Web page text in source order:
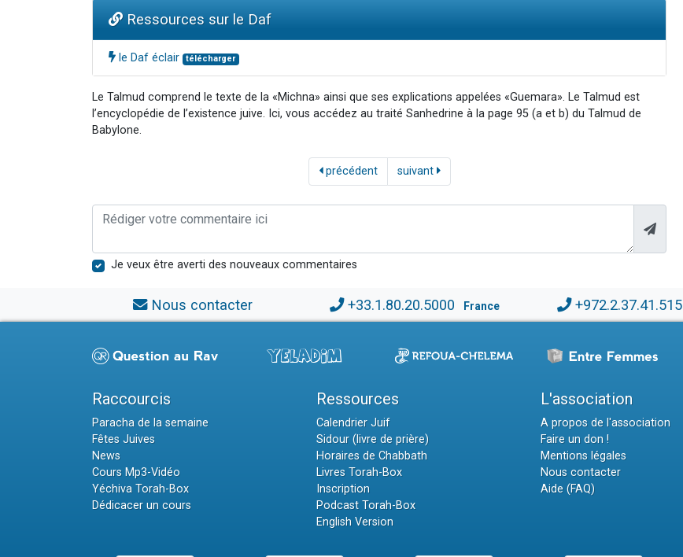
Ressources sur le Daf
le Daf éclair télécharger
Le Talmud comprend le texte de la «Michna» ainsi que ses explications appelées «Guemara». Le Talmud est
l’encyclopédie de l’existence juive. Ici, vous accédez au traité Sanhedrine à la page 95 (a et b) du Talmud de
Babylone.
précédent suivant
Je veux être averti des nouveaux commentaires
Nous contacter +33.1.80.20.5000 France +972.2.37.41.515
Raccourcis
Paracha de la semaine
Fêtes Juives
News
Cours Mp3-Vidéo
Yéchiva Torah-Box
Dédicacer un cours
Ressources
Calendrier Juif
Sidour (livre de prière)
Horaires de Chabbath
Livres Torah-Box
Inscription
Podcast Torah-Box
English Version
L'association
A propos de l'association
Faire un don !
Mentions légales
Nous contacter
Aide (FAQ)